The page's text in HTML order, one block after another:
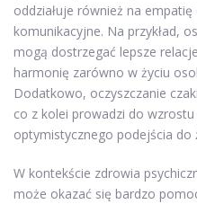
oddziałuje również na
komunikacyjne. Na przykład,
mogą dostrzegać lepsze
harmonię zarówno w życiu
Dodatkowo, oczyszczanie
co z kolei prowadzi do
optymistycznego podejścia do
W kontekście zdrowia
może okazać się bardzo